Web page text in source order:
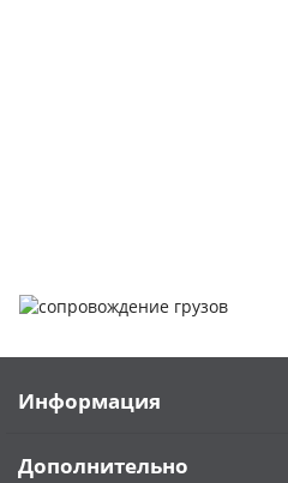
Информация
Дополнительно